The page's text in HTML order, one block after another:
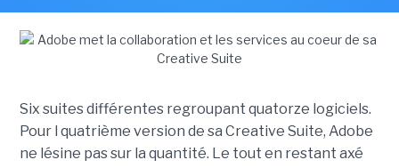
Six suites différentes regroupant quatorze logiciels.
Pour l quatrième version de sa Creative Suite, Adobe
ne lésine pas sur la quantité. Le tout en restant axé